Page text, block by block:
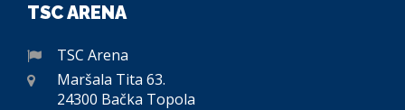
TSC ARENA
TSC Arena
Maršala Tita 63.
24300 Bačka Topola